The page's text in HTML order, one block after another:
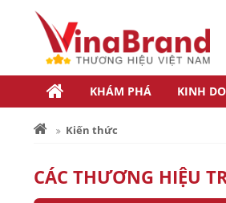
KHÁM PHÁ KINH
Kiến thức
CÁC THƯƠNG HIỆU